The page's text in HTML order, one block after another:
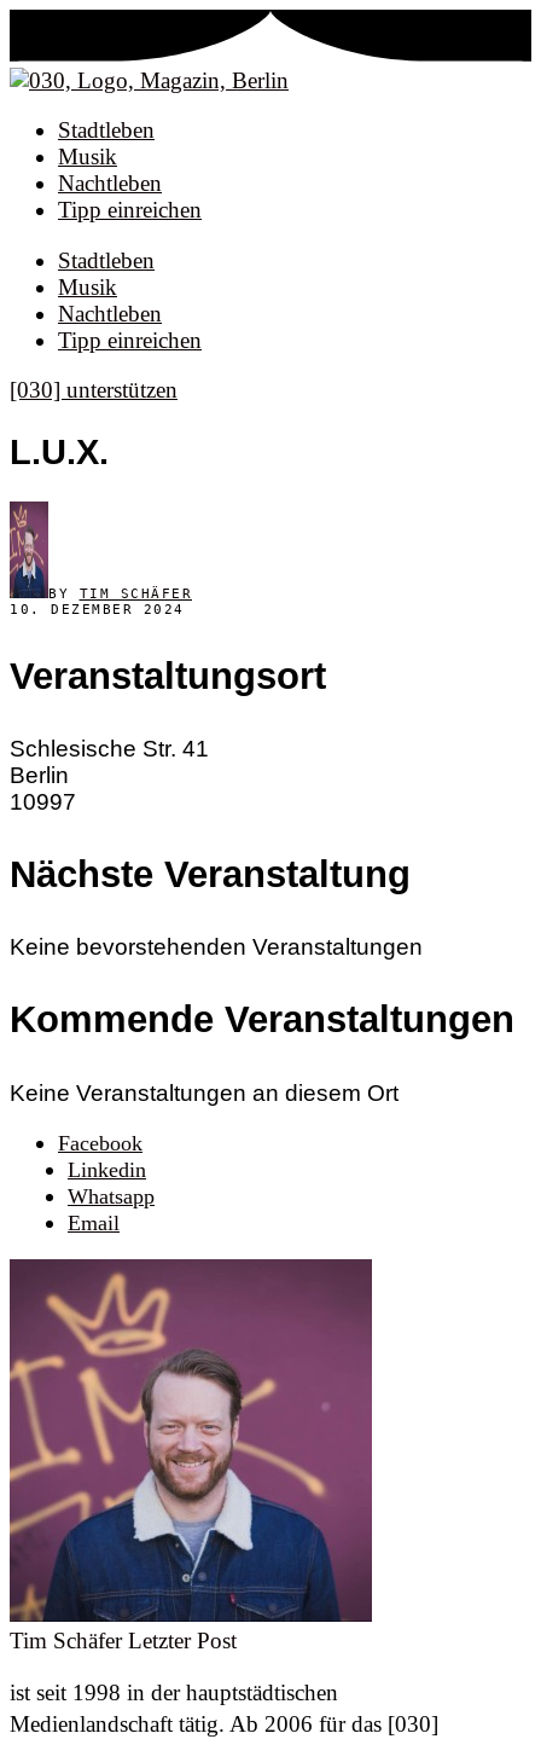
Stadtleben
Musik
Nachtleben
Tipp einreichen
Stadtleben
Musik
Nachtleben
Tipp einreichen
[030] unterstützen
L.U.X.
BY TIM SCHÄFER
10. DEZEMBER 2024
Veranstaltungsort
Schlesische Str. 41
Berlin
10997
Nächste Veranstaltung
Keine bevorstehenden Veranstaltungen
Kommende Veranstaltungen
Keine Veranstaltungen an diesem Ort
Facebook
Linkedin
Whatsapp
Email
Tim Schäfer Letzter Post
ist seit 1998 in der hauptstädtischen
Medienlandschaft tätig. Ab 2006 für das [030]